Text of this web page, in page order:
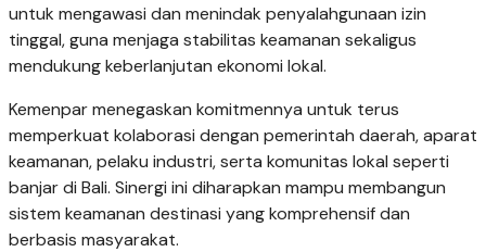
untuk mengawasi dan menindak penyalahgunaan izin
tinggal, guna menjaga stabilitas keamanan sekaligus
mendukung keberlanjutan ekonomi lokal.
Kemenpar menegaskan komitmennya untuk terus
memperkuat kolaborasi dengan pemerintah daerah, aparat
keamanan, pelaku industri, serta komunitas lokal seperti
banjar di Bali. Sinergi ini diharapkan mampu membangun
sistem keamanan destinasi yang komprehensif dan
berbasis masyarakat.